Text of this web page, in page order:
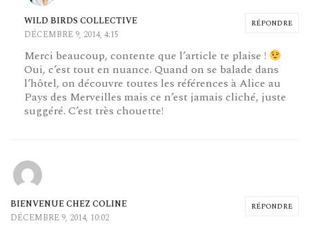
RÉPONDRE
WILD BIRDS COLLECTIVE
DÉCEMBRE 9, 2014, 4:15
Merci beaucoup, contente que l’article te plaise !
Oui, c’est tout en nuance. Quand on se balade dans
l’hôtel, on découvre toutes les références à Alice au
Pays des Merveilles mais ce n’est jamais cliché, juste
suggéré. C’est très chouette!
RÉPONDRE
BIENVENUE CHEZ COLINE
DÉCEMBRE 9, 2014, 10:02